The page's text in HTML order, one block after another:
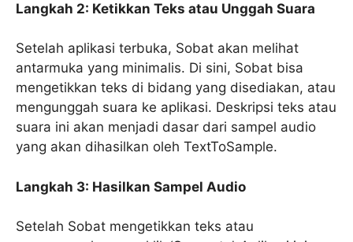
Langkah 2: Ketikkan Teks atau Unggah Suara
Setelah aplikasi terbuka, Sobat akan melihat
antarmuka yang minimalis. Di sini, Sobat bisa
mengetikkan teks di bidang yang disediakan, atau
mengunggah suara ke aplikasi. Deskripsi teks atau
suara ini akan menjadi dasar dari sampel audio
yang akan dihasilkan oleh TextToSample.
Langkah 3: Hasilkan Sampel Audio
Setelah Sobat mengetikkan teks atau